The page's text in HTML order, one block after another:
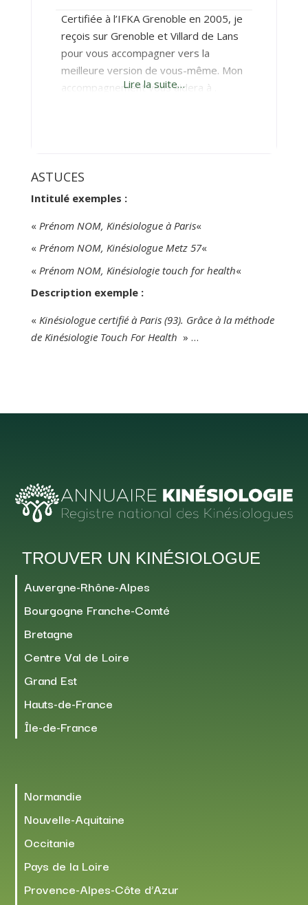
Certifiée à l’IFKA Grenoble en 2005, je
reçois sur Grenoble et Villard de Lans
pour vous accompagner vers la
meilleure version de vous-même. Mon
accompagnement vous aidera à .
professionnel, déménagement,
besoin objectif que nous
Lire la suite…
ASTUCES
Intitulé exemples :
« Prénom NOM, Kinésiologue à Paris«
« Prénom NOM, Kinésiologue Metz 57«
« Prénom NOM, Kinésiologie touch for health«
Description exemple :
« Kinésiologue certifié à Paris (93). Grâce à la méthode
de Kinésiologie Touch For Health » …
TROUVER UN KINÉSIOLOGUE
Auvergne-Rhône-Alpes
Bourgogne Franche-Comté
Bretagne
Centre Val de Loire
Grand Est
Hauts-de-France
Île-de-France
Normandie
Nouvelle-Aquitaine
Occitanie
Pays de la Loire
Provence-Alpes-Côte d’Azur